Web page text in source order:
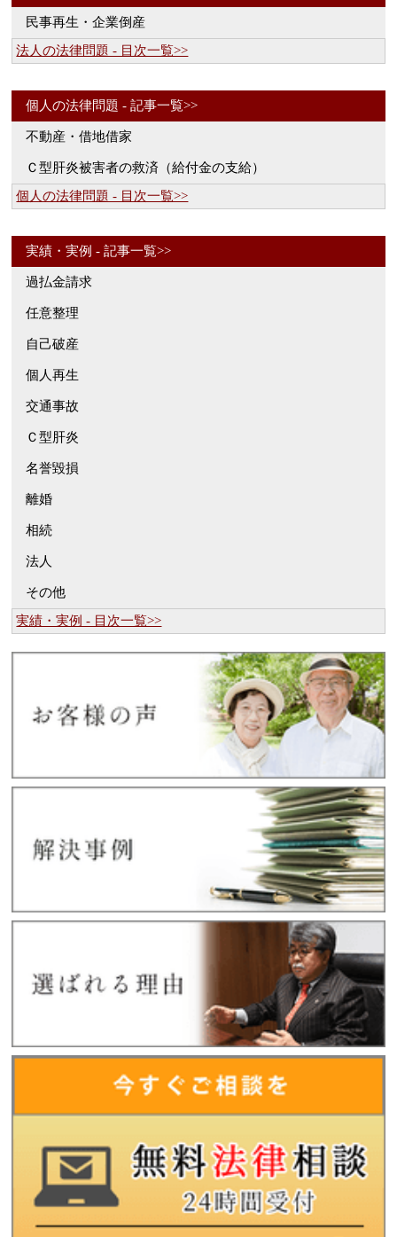
民事再生・企業倒産
法人の法律問題 - 目次一覧>>
個人の法律問題 - 記事一覧>>
不動産・借地借家
Ｃ型肝炎被害者の救済（給付金の支給）
個人の法律問題 - 目次一覧>>
実績・実例 - 記事一覧>>
過払金請求
任意整理
自己破産
個人再生
交通事故
Ｃ型肝炎
名誉毀損
離婚
相続
法人
その他
実績・実例 - 目次一覧>>